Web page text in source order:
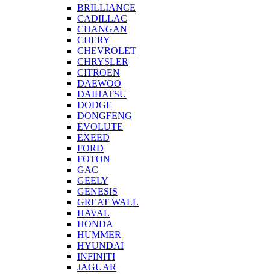
BRILLIANCE
CADILLAC
CHANGAN
CHERY
CHEVROLET
CHRYSLER
CITROEN
DAEWOO
DAIHATSU
DODGE
DONGFENG
EVOLUTE
EXEED
FORD
FOTON
GAC
GEELY
GENESIS
GREAT WALL
HAVAL
HONDA
HUMMER
HYUNDAI
INFINITI
JAGUAR